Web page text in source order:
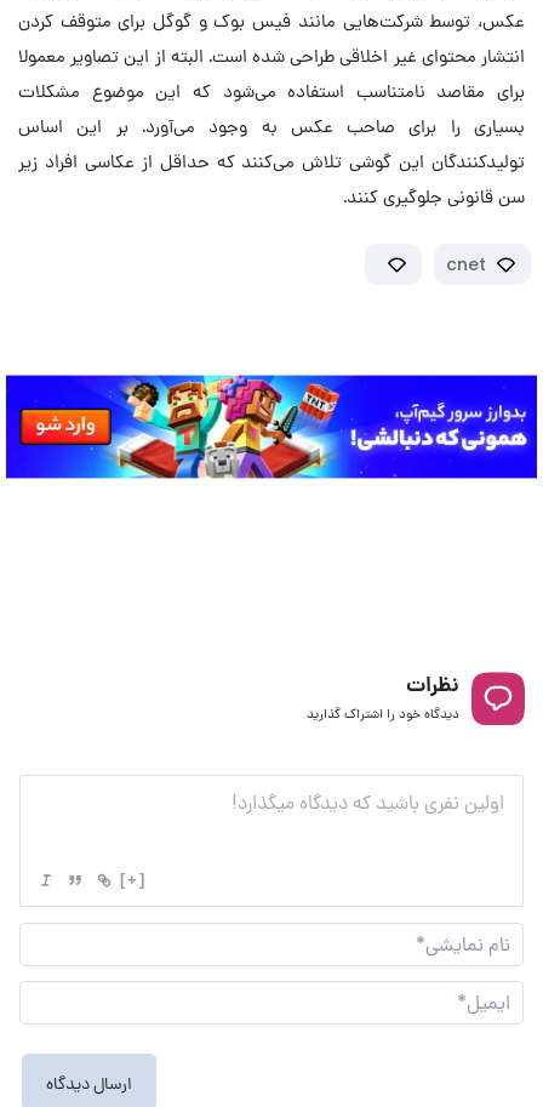
عکس، توسط شرکت‌هایی مانند فیس بوک و گوگل برای متوقف کردن
انتشار محتوای غیر اخلاقی طراحی شده است. البته از این تصاویر معمولا
برای مقاصد نامتناسب استفاده می‌شود که این موضوع مشکلات
بسیاری را برای صاحب عکس به وجود می‌آورد. بر این اساس
تولیدکنندگان این گوشی تلاش می‌کنند که حداقل از عکاسی افراد زیر
سن قانونی جلوگیری کنند.
cnet
نظرات
دیدگاه خود را اشتراک گذارید
[+]
نام